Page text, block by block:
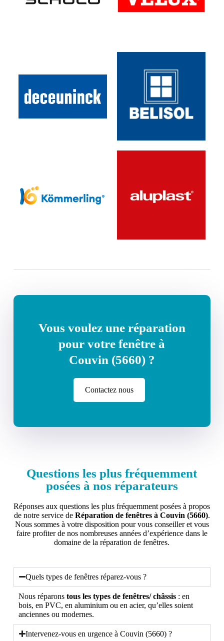
Vous voulez une réparation
pour votre fenêtre à
Couvin (5660) ?
Contactez nous
Questions les plus fréquemment
posées à nos réparateurs
Réponses aux questions les plus fréquemment posées à propos
de notre service de Réparation de fenêtres à Couvin (5660).
Nous sommes à votre disposition pour vous conseiller et vous
faire profiter de nos nombreuses années d’expérience dans le
domaine de la réparation de fenêtres.
Quels types de fenêtres réparez-vous ?
Nous réparons tous les types de fenêtres/ châssis: en
bois, en PVC, en aluminium ou en acier, qu’elles soient
anciennes ou modernes.
Intervenez-vous en urgence à Couvin (5660) ?